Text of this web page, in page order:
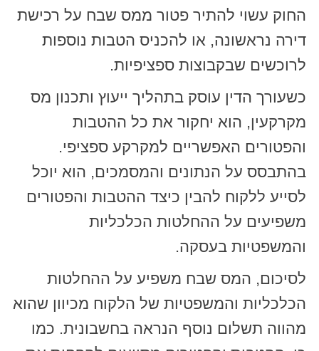
החוק עשוי להתיר פטור ממס שבח על רכישת
דירה נראשונה, או להכניס הטבות נוספות
לרוכשים שבקבוצות ספציפיות.
כשעורך הדין עוסק בתהליך ייעוץ ותכנון מס
מקרקעין, הוא יחקור את כל ההטבות
והפטורים האפשריים למקרקע ספציפי.
בהתבסס על הנתונים והמסמכים, הוא יוכל
לסייע ללקוח להבין כיצד ההטבות והפטורים
משפיעים על ההחלטות הכלכליות
והמשפטיות בעסקה.
לסיכום, המס שבח משפיע על ההחלטות
הכלכליות והמשפטיות של הלקוח מכיוון שהוא
מהווה תשלום נוסף הנראה בחשבונית. כמו